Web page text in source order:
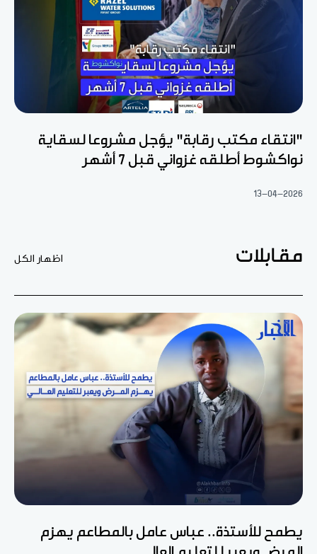
"انتقاء مكتب رقابة" يؤجل مشروعا لسقاية
نواكشوط أطلقه غزواني قبل 7 أشهر
13-04-2026
مقابلات اظهار الكل
يطمح للأستذة.. عباس عامل بالمطاعم يهزم